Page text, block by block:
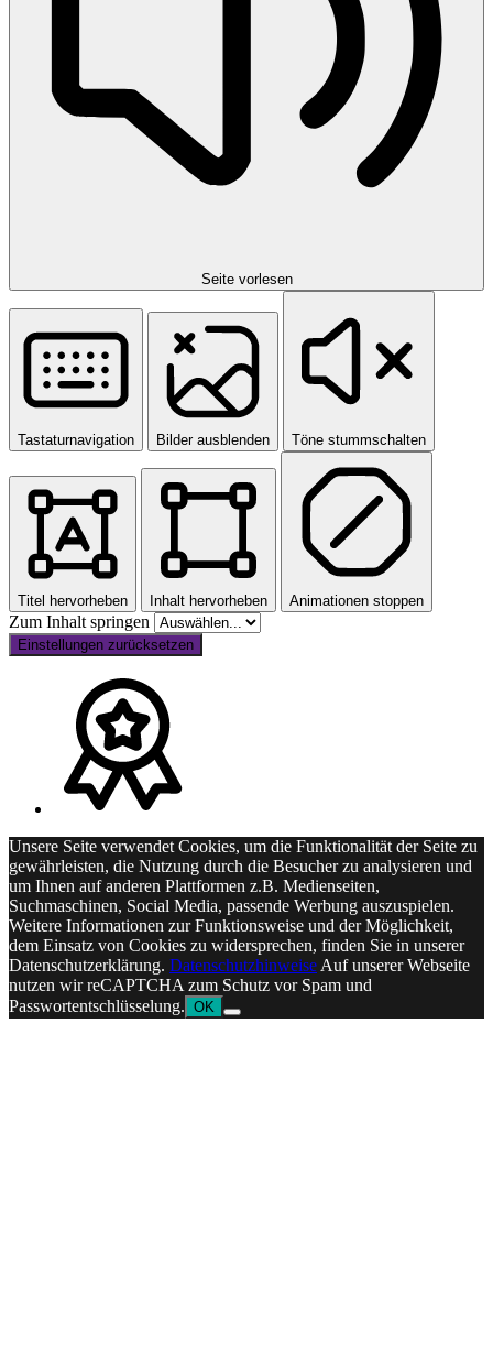
Seite vorlesen
Tastaturnavigation Bilder ausblenden Töne stummschalten
Titel hervorheben Inhalt hervorheben Animationen stoppen
Zum Inhalt springen
Einstellungen zurücksetzen
Unsere Seite verwendet Cookies, um die Funktionalität der Seite zu
gewährleisten, die Nutzung durch die Besucher zu analysieren und
um Ihnen auf anderen Plattformen z.B. Medienseiten,
Suchmaschinen, Social Media, passende Werbung auszuspielen.
Weitere Informationen zur Funktionsweise und der Möglichkeit,
dem Einsatz von Cookies zu widersprechen, finden Sie in unserer
Datenschutzerklärung. DatenschutzhinweiseAuf unserer Webseite
nutzen wir reCAPTCHA zum Schutz vor Spam und
Passwortentschlüsselung. OK